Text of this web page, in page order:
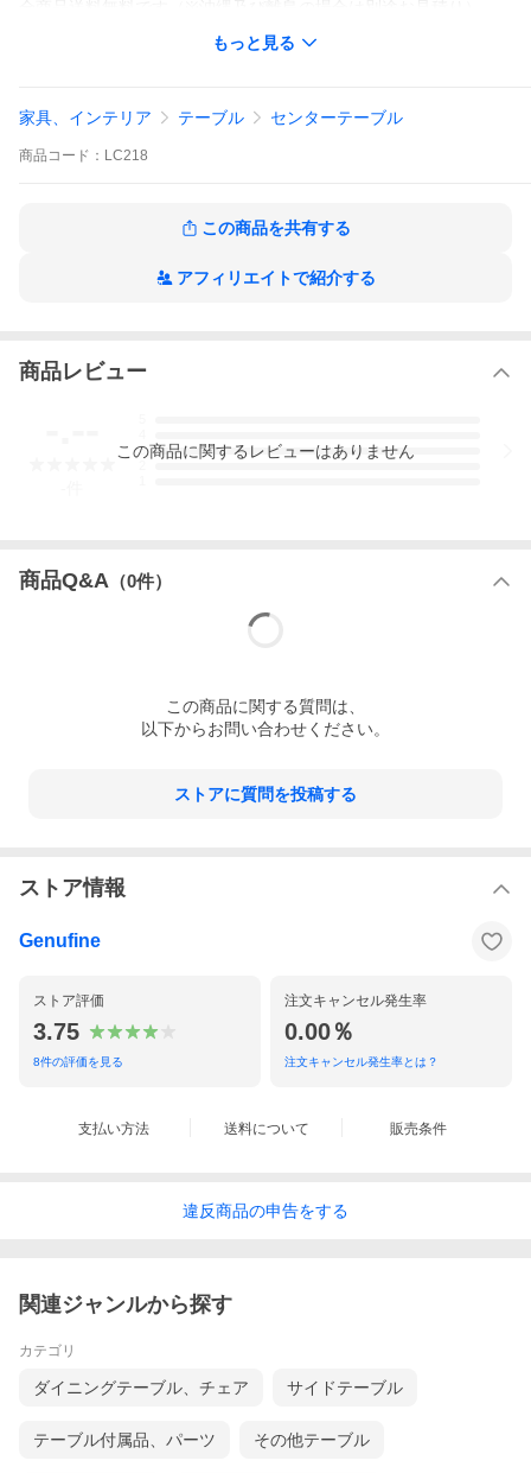
中心街から車で1時間弱行ったところにある工場群の一角にス
もっと見る
家具、インテリア テーブル センターテーブル
商品 コード： LC218
この商品を共有する
アフィリエイトで紹介する
商品レビュー
3
この商品に関するレビューはありません
商品Q&A （0件）
この商品に関する質問は、
以下からお問い合わせください。
ストアに質問を投稿する
ストア情報
Genufine
ストア評価
3.75
8件の評価を見る
注文キャンセル発生率
0.00％
注文キャンセル発生率とは？
支払い方法 送料について 販売条件
違反商品の申告をする
関連ジャンルから探す
カテゴリ
ダイニングテーブル、チェア サイドテーブル
テーブル付属品、パーツ その他テーブル